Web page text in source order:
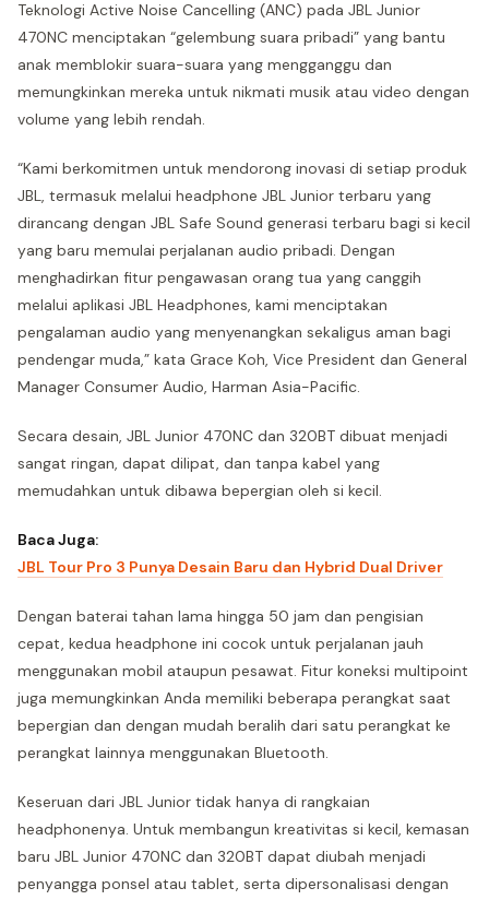
Teknologi Active Noise Cancelling (ANC) pada JBL Junior
470NC menciptakan “gelembung suara pribadi” yang bantu
anak memblokir suara-suara yang mengganggu dan
memungkinkan mereka untuk nikmati musik atau video dengan
volume yang lebih rendah.
“Kami berkomitmen untuk mendorong inovasi di setiap produk
JBL, termasuk melalui headphone JBL Junior terbaru yang
dirancang dengan JBL Safe Sound generasi terbaru bagi si kecil
yang baru memulai perjalanan audio pribadi. Dengan
menghadirkan fitur pengawasan orang tua yang canggih
melalui aplikasi JBL Headphones, kami menciptakan
pengalaman audio yang menyenangkan sekaligus aman bagi
pendengar muda,” kata Grace Koh, Vice President dan General
Manager Consumer Audio, Harman Asia-Pacific.
Secara desain, JBL Junior 470NC dan 320BT dibuat menjadi
sangat ringan, dapat dilipat, dan tanpa kabel yang
memudahkan untuk dibawa bepergian oleh si kecil.
Baca Juga:
JBL Tour Pro 3 Punya Desain Baru dan Hybrid Dual Driver
Dengan baterai tahan lama hingga 50 jam dan pengisian
cepat, kedua headphone ini cocok untuk perjalanan jauh
menggunakan mobil ataupun pesawat. Fitur koneksi multipoint
juga memungkinkan Anda memiliki beberapa perangkat saat
bepergian dan dengan mudah beralih dari satu perangkat ke
perangkat lainnya menggunakan Bluetooth.
Keseruan dari JBL Junior tidak hanya di rangkaian
headphonenya. Untuk membangun kreativitas si kecil, kemasan
baru JBL Junior 470NC dan 320BT dapat diubah menjadi
penyangga ponsel atau tablet, serta dipersonalisasi dengan